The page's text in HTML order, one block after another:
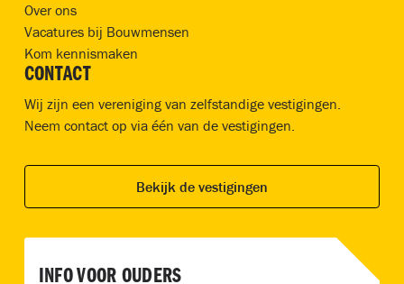
Over ons
Vacatures bij Bouwmensen
Kom kennismaken
CONTACT
Wij zijn een vereniging van zelfstandige vestigingen.
Neem contact op via één van de vestigingen.
Bekijk de vestigingen
INFO VOOR OUDERS